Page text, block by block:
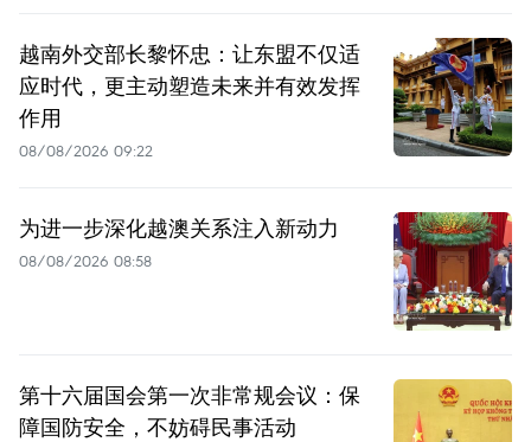
越南外交部长黎怀忠：让东盟不仅适
应时代，更主动塑造未来并有效发挥
作用
08/08/2026 09:22
为进一步深化越澳关系注入新动力
08/08/2026 08:58
第十六届国会第一次非常规会议：保
障国防安全，不妨碍民事活动